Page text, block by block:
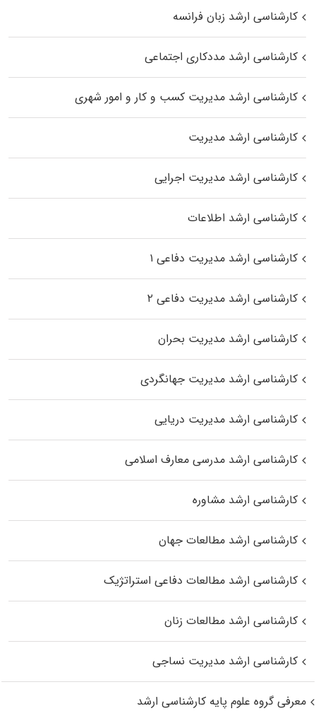
کارشناسی ارشد زبان فرانسه
کارشناسی ارشد مددکاری اجتماعی
کارشناسی ارشد مدیریت کسب و کار و امور شهری
کارشناسی ارشد مدیریت
کارشناسی ارشد مدیریت اجرایی
کارشناسی ارشد اطلاعات
کارشناسی ارشد مدیریت دفاعی ۱
کارشناسی ارشد مدیریت دفاعی ۲
کارشناسی ارشد مدیریت بحران
کارشناسی ارشد مدیریت جهانگردی
کارشناسی ارشد مدیریت دریایی
کارشناسی ارشد مدرسی معارف اسلامی
کارشناسی ارشد مشاوره
کارشناسی ارشد مطالعات جهان
کارشناسی ارشد مطالعات دفاعی استراتژیک
کارشناسی ارشد مطالعات زنان
کارشناسی ارشد مدیریت نساجی
معرفی گروه علوم پایه کارشناسی ارشد